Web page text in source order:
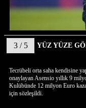
3 / 5 YÜZ YÜZE
Tecrübeli orta saha kendisine
onaylayan Asensio yıllık 9
Kulübünde 12 milyon Euro
için sözleşildi.